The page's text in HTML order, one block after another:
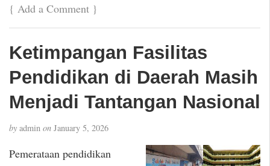
{ Add a Comment }
Ketimpangan Fasilitas
Pendidikan di Daerah Masih
Menjadi Tantangan Nasional
by admin on January 5, 2026
Pemerataan pendidikan